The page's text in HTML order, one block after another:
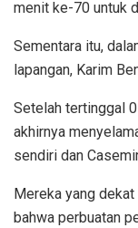
menit ke-70 untuk
Sementara itu,
lapangan, Karim
Setelah tertinggal
akhirnya
sendiri dan
Mereka yang
bahwa perbuatan